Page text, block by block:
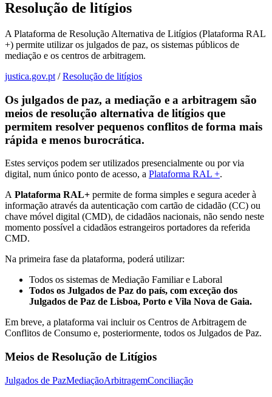
Resolução de litígios
A Plataforma de Resolução Alternativa de Litígios (Plataforma RAL
+) permite utilizar os julgados de paz, os sistemas públicos de
mediação e os centros de arbitragem.
justica.gov.pt /Resolução de litígios
Os julgados de paz, a mediação e a arbitragem são
meios de resolução alternativa de litígios que
permitem resolver pequenos conflitos de forma mais
rápida e menos burocrática.
Estes serviços podem ser utilizados presencialmente ou por via
digital, num único ponto de acesso, a Plataforma RAL +.
A Plataforma RAL+ permite de forma simples e segura aceder à
informação através da autenticação com cartão de cidadão (CC) ou
chave móvel digital (CMD), de cidadãos nacionais, não sendo neste
momento possível a cidadãos estrangeiros portadores da referida
CMD.
Na primeira fase da plataforma, poderá utilizar:
Todos os sistemas de Mediação Familiar e Laboral
Todos os Julgados de Paz do país, com exceção dos
Julgados de Paz de Lisboa, Porto e Vila Nova de Gaia.
Em breve, a plataforma vai incluir os Centros de Arbitragem de
Conflitos de Consumo e, posteriormente, todos os Julgados de Paz.
Meios de Resolução de Litígios
Julgados de PazMediaçãoArbitragemConciliação